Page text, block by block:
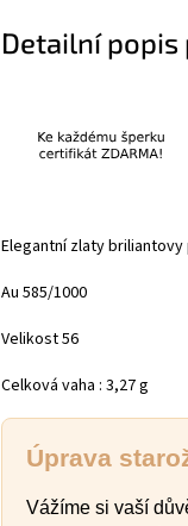
Detailní
Elegantní zlaty
Au 585/1000
Velikost 56
Celková vaha : 3,27 g
Úprava
Vážíme si vaší